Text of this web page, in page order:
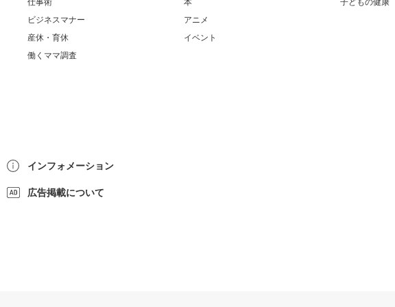
仕事術
ビジネスマナー
産休・育休
働くママ調査
本
アニメ
イベント
子どもの健康
インフォメーション
広告掲載について